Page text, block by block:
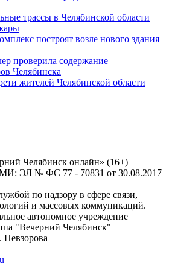
трассы в Челябинской области
построят возле нового здания
проверила содержание
Челябинска
жителей Челябинской области
Челябинск онлайн» (16+)
ЭЛ № ФС 77 - 70831 от 30.08.2017
по надзору в сфере связи,
и массовых коммуникаций.
автономное учреждение
"Вечерний Челябинск"